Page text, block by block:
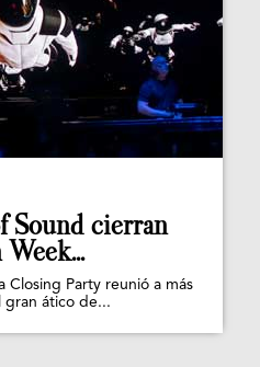
Sound cierran
Closing Party reunió a más
gran ático de...